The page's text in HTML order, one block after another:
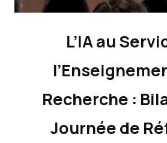
L’IA au
Recherche :
Journée de